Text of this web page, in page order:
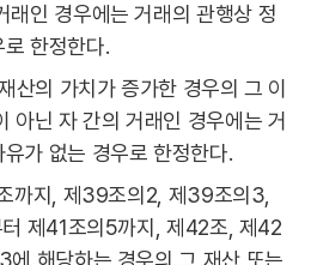
래인 경우에는 거래의 관행상 정
한정한다.
산의 가치가 증가한 경우의 그 이
아닌 자 간의 거래인 경우에는 거
가 없는 경우로 한정한다.
까지, 제39조의2, 제39조의3,
제41조의5까지, 제42조, 제42
해당하는 경우의 그 재산 또는